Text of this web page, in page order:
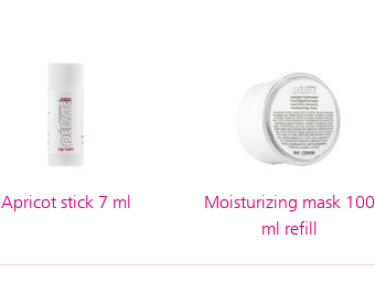
Apricot stick 7 ml
Moisturizing mask 100
ml refill